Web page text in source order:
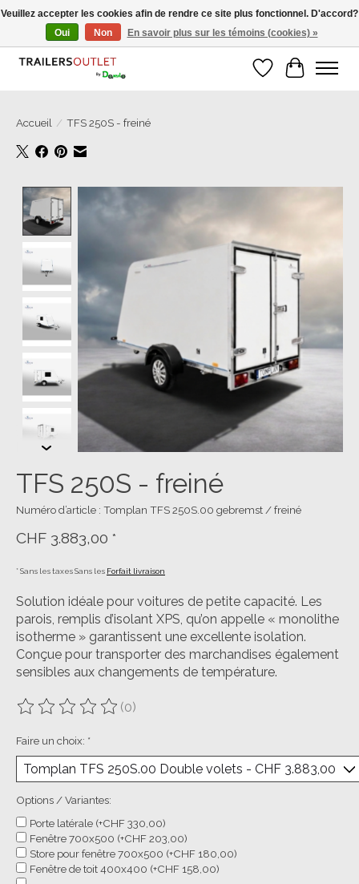
Grosse Auswahl an Anhänger direkt vom Hersteller!
Liste dePanier
Accueil / TFS 250S - freiné
Product image slideshow Items
TFS 250S - freiné
Numéro d’article : Tomplan TFS 250S.00 gebremst / freiné
CHF 3.883,00 *
* Sans les taxes Sans les Forfait livraison
Solution idéale pour voitures de petite capacité. Les
parois, remplis d’isolant XPS, qu’on appelle « monolithe
isotherme » garantissent une excellente isolation.
Conçue pour transporter des marchandises également
sensibles aux changements de température.
Ce produit est évalué à
(0)
Faire un choix: *
Options / Variantes:
Porte latérale (+CHF 330,00)
Fenêtre 700x500 (+CHF 203,00)
Store pour fenêtre 700x500 (+CHF 180,00)
Fenêtre de toit 400x400 (+CHF 158,00)
Veuillez accepter les cookies afin de rendre ce site plus fonctionnel. D'accord?
Oui
Non En savoir plus sur les témoins (cookies) »